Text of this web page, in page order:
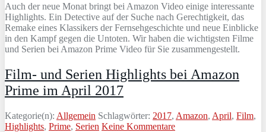
Auch der neue Monat bringt bei Amazon Video einige interessante
Highlights. Ein Detective auf der Suche nach Gerechtigkeit, das
Remake eines Klassikers der Fernsehgeschichte und neue Einblicke
in den Kampf gegen die Untoten. Wir haben die wichtigsten Filme
und Serien bei Amazon Prime Video für Sie zusammengestellt.
Film- und Serien Highlights bei Amazon
Prime im April 2017
Kategorie(n): Allgemein Schlagwörter: 2017, Amazon, April, Film,
Highlights, Prime, Serien Keine Kommentare